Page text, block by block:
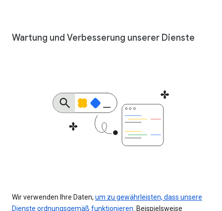
Wartung und Verbesserung unserer Dienste
Wir verwenden Ihre Daten, um zu gewährleisten, dass unsere
Dienste ordnungsgemäß funktionieren . Beispielsweise